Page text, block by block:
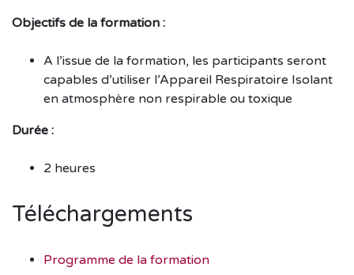
Objectifs de la formation :
A l’issue de la formation, les participants seront
capables d’utiliser l’Appareil Respiratoire Isolant
en atmosphère non respirable ou toxique
Durée :
2 heures
Téléchargements
Programme de la formation